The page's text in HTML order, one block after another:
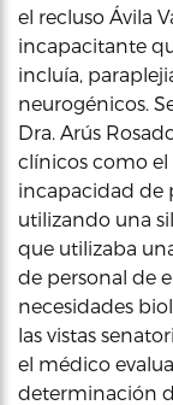
el recluso Ávila
incapacitante
incluía,
neurogénicos.
Dra. Arús
clínicos como el
incapacidad de
utilizando una
que utilizaba
de personal de
necesidades
las vistas
el médico
determinación